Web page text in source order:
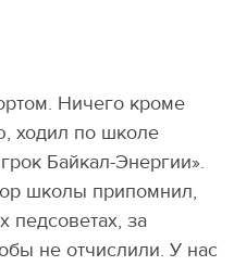
Ничего кроме
ходил по школе
Байкал-Энергии».
школы припомнил,
педсоветах, за
не отчислили. У нас